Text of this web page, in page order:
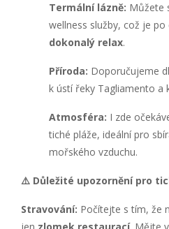
Termální lázně: Můžete
wellness služby, což je
dokonalý relax.
Příroda: Doporučujeme
k ústí řeky Tagliamento a
Atmosféra: I zde
tiché pláže, ideální pro
mořského vzduchu.
⚠️ Důležité upozornění pro
Stravování: Počítejte s tím, že